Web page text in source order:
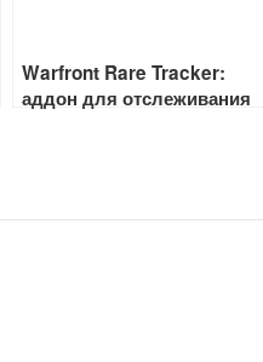
Warfront Rare Tracker:
аддон для отслеживания